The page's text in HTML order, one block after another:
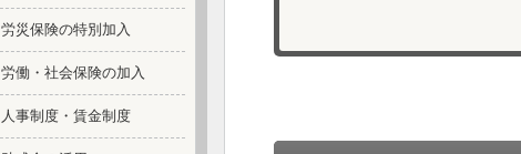
労災保険の特別加入
労働・社会保険の加入
人事制度・賃金制度